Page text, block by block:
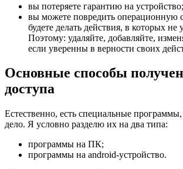
вы потеряете гарантию на устройство;
вы можете повредить операционную
будете делать действия, в которых не
Поэтому: удаляйте, добавляйте,
если уверенны в верности своих
Основные способы
доступа
Естественно, есть специальные
дело. Я условно разделю их на два типа:
программы на ПК;
программы на android-устройство.